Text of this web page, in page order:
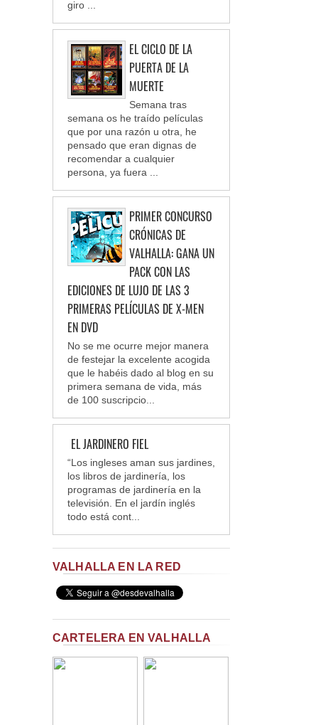
giro ...
EL CICLO DE LA
PUERTA DE LA
MUERTE
Semana tras
semana os he traído películas
que por una razón u otra, he
pensado que eran dignas de
recomendar a cualquier
persona, ya fuera ...
PRIMER CONCURSO
CRÓNICAS DE
VALHALLA: GANA UN
PACK CON LAS
EDICIONES DE LUJO DE LAS 3
PRIMERAS PELÍCULAS DE X-MEN
EN DVD
No se me ocurre mejor manera
de festejar la excelente acogida
que le habéis dado al blog en su
primera semana de vida, más
de 100 suscripcio...
EL JARDINERO FIEL
“Los ingleses aman sus jardines,
los libros de jardinería, los
programas de jardinería en la
televisión. En el jardín inglés
todo está cont...
VALHALLA EN LA RED
CARTELERA EN VALHALLA